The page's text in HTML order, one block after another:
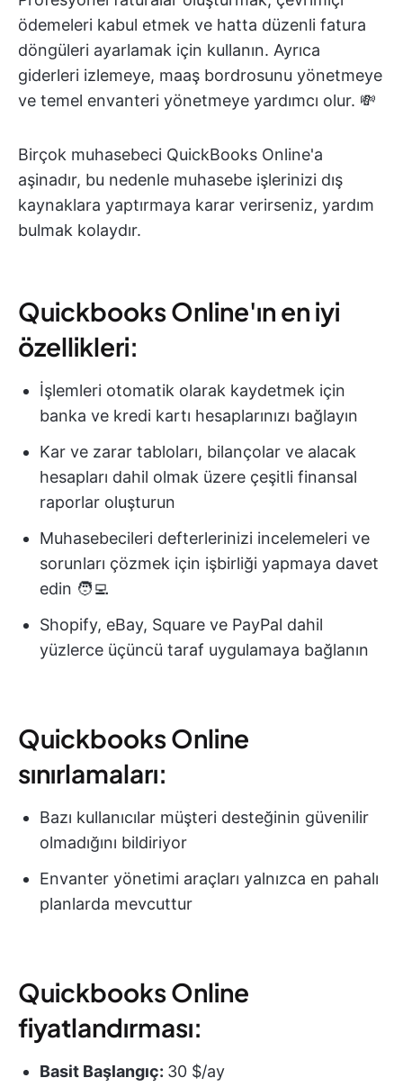
ödemeleri kabul etmek ve hatta düzenli fatura
döngüleri ayarlamak için kullanın. Ayrıca
giderleri izlemeye, maaş bordrosunu yönetmeye
ve temel envanteri yönetmeye yardımcı olur. 💸
Birçok muhasebeci QuickBooks Online'a
aşinadır, bu nedenle muhasebe işlerinizi dış
kaynaklara yaptırmaya karar verirseniz, yardım
bulmak kolaydır.
Quickbooks Online'ın en iyi
özellikleri:
İşlemleri otomatik olarak kaydetmek için
banka ve kredi kartı hesaplarınızı bağlayın
Kar ve zarar tabloları, bilançolar ve alacak
hesapları dahil olmak üzere çeşitli finansal
raporlar oluşturun
Muhasebecileri defterlerinizi incelemeleri ve
sorunları çözmek için işbirliği yapmaya davet
edin 🧑‍💻
Shopify, eBay, Square ve PayPal dahil
yüzlerce üçüncü taraf uygulamaya bağlanın
Quickbooks Online
sınırlamaları:
Bazı kullanıcılar müşteri desteğinin güvenilir
olmadığını bildiriyor
Envanter yönetimi araçları yalnızca en pahalı
planlarda mevcuttur
Quickbooks Online
fiyatlandırması:
Basit Başlangıç: 30 $/ay